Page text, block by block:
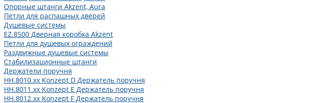
Опорные штанги Akzent, Aura
Петли для распашных дверей
Душевые системы
EZ.8500 Дверная коробка Akzent
Петли для душевых ограждений
Раздвижные душевые системы
Стабилизационные штанги
Держатели поручня
HH.8010.xx Konzept D Держатель поручня
HH.8011.xx Konzept E Держатель поручня
HH.8012.xx Konzept F Держатель поручня